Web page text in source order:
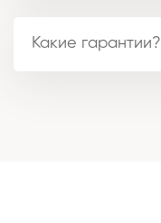
Какие гарантии?